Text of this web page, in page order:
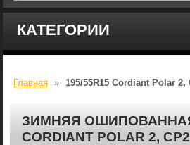
КАТЕГОРИИ
Главная » 195/55R15 Cordiant Polar
ЗИМНЯЯ
CORDIANT POLAR 2,